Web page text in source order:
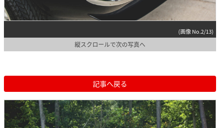
(画像 No.2/13)
縦スクロールで次の写真へ
記事へ戻る